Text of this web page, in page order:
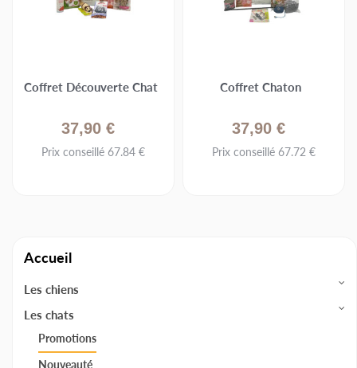
Coffret Découverte Chat
37,90 €
Prix conseillé 67.84 €
Coffret Chaton
37,90 €
Prix conseillé 67.72 €
Accueil
Les chiens
Les chats
Promotions
Nouveauté